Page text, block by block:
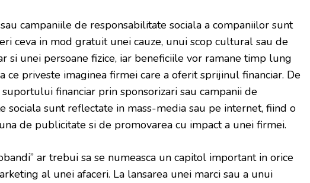
campaniile de responsabilitate sociala a companiilor sunt
ceva in mod gratuit unei cauze, unui scop cultural sau de
si unei persoane fizice, iar beneficiile vor ramane timp lung
ce priveste imaginea firmei care a oferit sprijinul financiar. De
financiar prin sponsorizari sau campanii de
sociala sunt reflectate in mass-media sau pe internet, fiind o
de publicitate si de promovarea cu impact a unei firmei.
ar trebui sa se numeasca un capitol important in orice
al unei afaceri. La lansarea unei marci sau a unui